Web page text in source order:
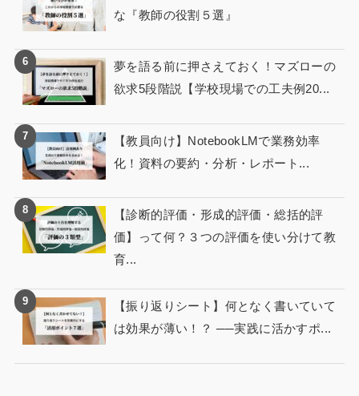
な『教師の役割５選』
夢を語る前に押さえておく！マズローの
欲求5段階説【学校現場での工夫例20...
【教員向け】NotebookLMで業務効率
化！資料の要約・分析・レポート...
【診断的評価・形成的評価・総括的評
価】って何？３つの評価を使い分けて教
育...
【振り返りシート】何となく書いていて
は効果が薄い！？ ──実践に活かすポ...